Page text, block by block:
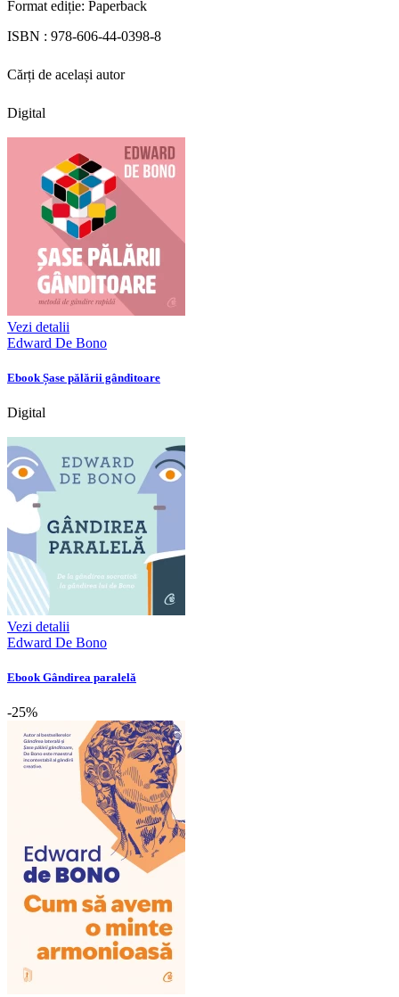
Format ediție: Paperback
ISBN : 978-606-44-0398-8
Cărți de același autor
Digital
Vezi detalii
Edward De Bono
Ebook Șase pălării gânditoare
Digital
Vezi detalii
Edward De Bono
Ebook Gândirea paralelă
-25%